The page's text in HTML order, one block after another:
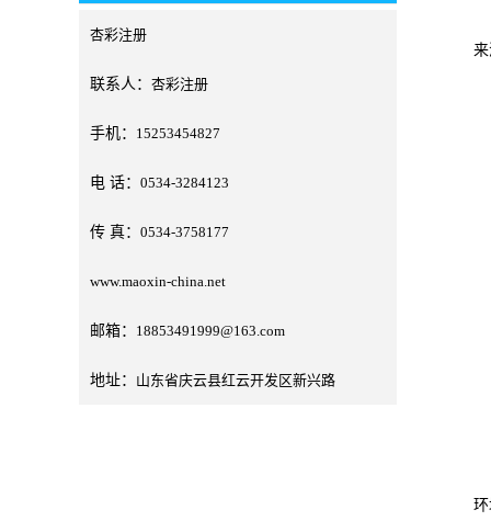
杏彩注册
联系人： 杏彩注册
手机： 15253454827
电 话： 0534-3284123
传 真： 0534-3758177
www.maoxin-china.net
邮箱： 18853491999@163.com
地址： 山东省庆云县红云开发区新兴路
来